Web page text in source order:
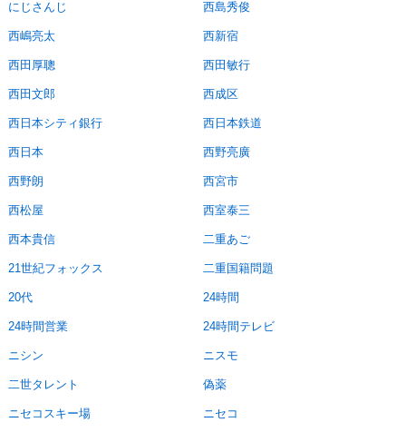
にじさんじ 西島秀俊
西嶋亮太 西新宿
西田厚聰 西田敏行
西田文郎 西成区
西日本シティ銀行 西日本鉄道
西日本 西野亮廣
西野朗 西宮市
西松屋 西室泰三
西本貴信 二重あご
21世紀フォックス 二重国籍問題
20代 24時間
24時間営業 24時間テレビ
ニシン ニスモ
二世タレント 偽薬
ニセコスキー場 ニセコ